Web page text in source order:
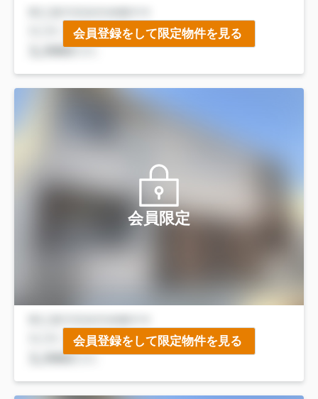
会員登録をして限定物件を見る
会員限定
会員登録をして限定物件を見る